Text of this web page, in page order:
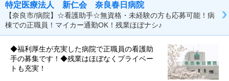
特定医療法人 新仁会 奈良春日病院
【奈良市/病院】☆看護助手☆無資格・未経験の方も応募可能！病
棟での正職員！マイカー通勤OK！残業ほぼナシ♪
◆福利厚生が充実した病院で正職員の看護助
手の募集です！◆残業はほぼなくプライベー
トも充実！